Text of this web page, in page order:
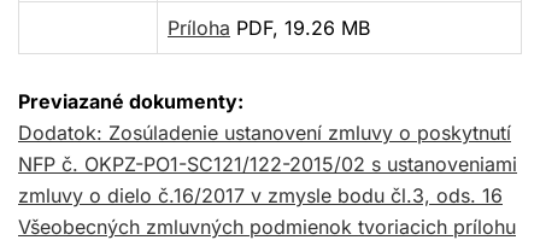
Príloha PDF, 19.26 MB
Previazané dokumenty:
Dodatok: Zosúladenie ustanovení zmluvy o poskytnutí
NFP č. OKPZ-PO1-SC121/122-2015/02 s ustanoveniami
zmluvy o dielo č.16/2017 v zmysle bodu čl.3, ods. 16
Všeobecných zmluvných podmienok tvoriacich prílohu